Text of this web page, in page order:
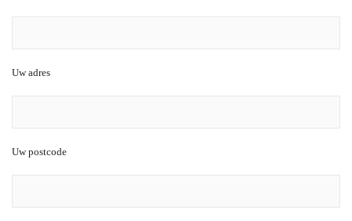
Uw adres
Uw postcode